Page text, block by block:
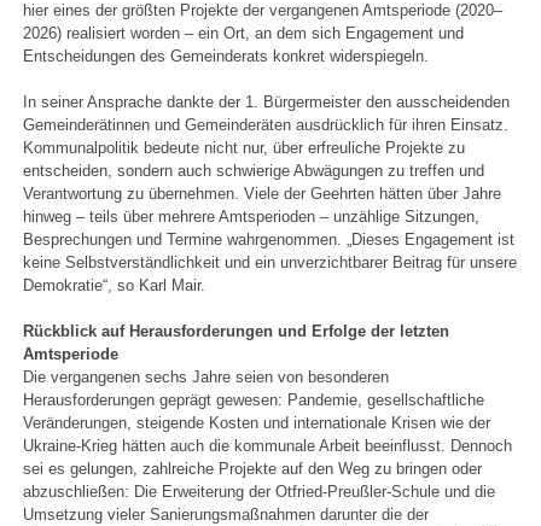
hier eines der größten Projekte der vergangenen Amtsperiode (2020–
2026) realisiert worden – ein Ort, an dem sich Engagement und
Entscheidungen des Gemeinderats konkret widerspiegeln.
In seiner Ansprache dankte der 1. Bürgermeister den ausscheidenden
Gemeinderätinnen und Gemeinderäten ausdrücklich für ihren Einsatz.
Kommunalpolitik bedeute nicht nur, über erfreuliche Projekte zu
entscheiden, sondern auch schwierige Abwägungen zu treffen und
Verantwortung zu übernehmen. Viele der Geehrten hätten über Jahre
hinweg – teils über mehrere Amtsperioden – unzählige Sitzungen,
Besprechungen und Termine wahrgenommen. „Dieses Engagement ist
keine Selbstverständlichkeit und ein unverzichtbarer Beitrag für unsere
Demokratie“, so Karl Mair.
Rückblick auf Herausforderungen und Erfolge der letzten
Amtsperiode
Die vergangenen sechs Jahre seien von besonderen
Herausforderungen geprägt gewesen: Pandemie, gesellschaftliche
Veränderungen, steigende Kosten und internationale Krisen wie der
Ukraine-Krieg hätten auch die kommunale Arbeit beeinflusst. Dennoch
sei es gelungen, zahlreiche Projekte auf den Weg zu bringen oder
abzuschließen: Die Erweiterung der Otfried-Preußler-Schule und die
Umsetzung vieler Sanierungsmaßnahmen darunter die der